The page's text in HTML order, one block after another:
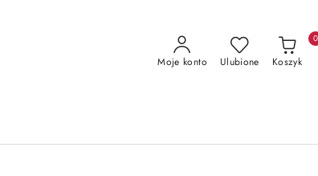
Moje konto Ulubione Koszyk
0